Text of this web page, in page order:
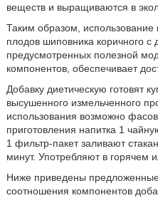
веществ и выращиваются в
Таким образом, использование
плодов шиповника коричного с
предусмотренных полезной
компонентов, обеспечивает
Добавку диетическую готовят
высушенного измельченного
использования возможно
приготовления напитка 1
1 фильтр-пакет заливают
минут. Употребляют в горячем
Ниже приведены
соотношения компонентов